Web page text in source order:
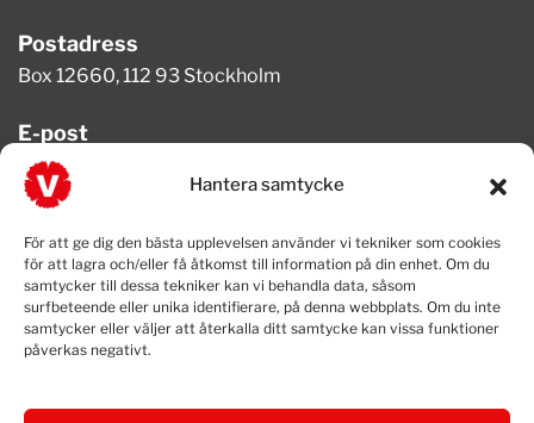
Hantera samtycke
För att ge dig den bästa upplevelsen använder vi tekniker som cookies
för att lagra och/eller få åtkomst till information på din enhet. Om du
samtycker till dessa tekniker kan vi behandla data, såsom
surfbeteende eller unika identifierare, på denna webbplats. Om du inte
samtycker eller väljer att återkalla ditt samtycke kan vissa funktioner
påverkas negativt.
Postadress
Box 12660, 112 93 Stockholm
E-post
info@vansterpartiet.se
08-654 08 20